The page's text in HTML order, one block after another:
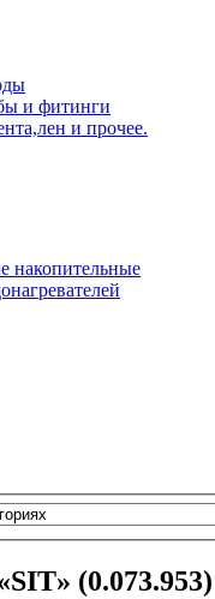
и фитинги
и прочее.
накопительные
(0.073.953)